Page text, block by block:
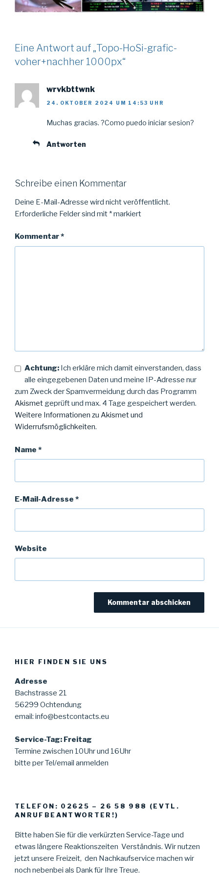
Eine Antwort auf „Topo-HoSi-grafic-
voher+nachher 1000px“
wrvkbttwnk
24. OKTOBER 2024 UM 14:53 UHR
Muchas gracias. ?Como puedo iniciar sesion?
Antworten
Schreibe einen Kommentar
Deine E-Mail-Adresse wird nicht veröffentlicht.
Erforderliche Felder sind mit *markiert
Kommentar*
Achtung: Ich erkläre mich damit einverstanden, dass
alle eingegebenen Daten und meine IP-Adresse nur
zum Zweck der Spamvermeidung durch das Programm
Akismet geprüft und max. 4 Tage gespeichert werden.
Weitere Informationen zu Akismet und
Widerrufsmöglichkeiten.
Name *
E-Mail-Adresse *
Website
HIER FINDEN SIE UNS
Adresse
Bachstrasse 21
56299 Ochtendung
email: info@bestcontacts.eu
Service-Tag: Freitag
Termine zwischen 10Uhr und 16Uhr
bitte per Tel/email anmelden
TELEFON: 02625 – 26 58 988 (EVTL.
ANRUFBEANTWORTER!)
Bitte haben Sie für die verkürzten Service-Tage und
etwas längere Reaktionszeiten Verständnis. Wir nutzen
jetzt unsere Freizeit, den Nachkaufservice machen wir
noch nebenbei als Dank für Ihre Treue.